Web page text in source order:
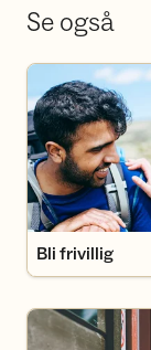
Se også
Bli frivillig
Bli frivillig
Bli medlem